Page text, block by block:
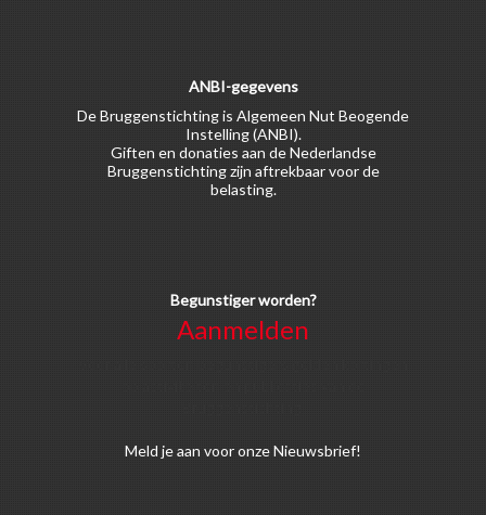
ANBI-gegevens
De Bruggenstichting is Algemeen Nut Beogende
Instelling (ANBI).
Giften en donaties aan de Nederlandse
Bruggenstichting zijn aftrekbaar voor de
belasting.
Begunstiger worden?
Aanmelden
Meld je aan voor onze Nieuwsbrief!